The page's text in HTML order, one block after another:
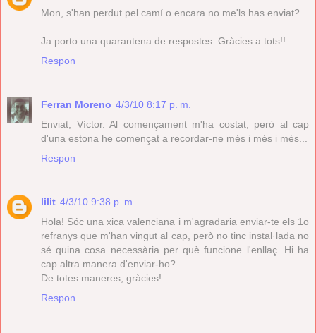
Mon, s'han perdut pel camí o encara no me'ls has enviat?
Ja porto una quarantena de respostes. Gràcies a tots!!
Respon
Ferran Moreno 4/3/10 8:17 p. m.
Enviat, Víctor. Al començament m'ha costat, però al cap
d'una estona he començat a recordar-ne més i més i més...
Respon
lilit 4/3/10 9:38 p. m.
Hola! Sóc una xica valenciana i m'agradaria enviar-te els 1o
refranys que m'han vingut al cap, però no tinc instal·lada no
sé quina cosa necessària per què funcione l'enllaç. Hi ha
cap altra manera d'enviar-ho?
De totes maneres, gràcies!
Respon